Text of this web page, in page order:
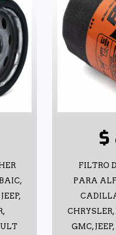
$
FILTRO
PARA
CHRYSLER,
GMC,